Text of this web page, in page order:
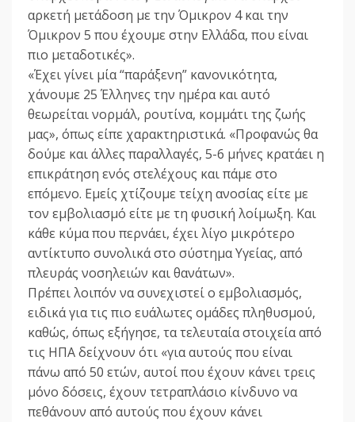
αρκετή μετάδοση με την Όμικρον 4 και την
Όμικρον 5 που έχουμε στην Ελλάδα, που είναι
πιο μεταδοτικές».
«Έχει γίνει μία “παράξενη” κανονικότητα,
χάνουμε 25 Έλληνες την ημέρα και αυτό
θεωρείται νορμάλ, ρουτίνα, κομμάτι της ζωής
μας», όπως είπε χαρακτηριστικά. «Προφανώς θα
δούμε και άλλες παραλλαγές, 5-6 μήνες κρατάει η
επικράτηση ενός στελέχους και πάμε στο
επόμενο. Εμείς χτίζουμε τείχη ανοσίας είτε με
τον εμβολιασμό είτε με τη φυσική λοίμωξη. Και
κάθε κύμα που περνάει, έχει λίγο μικρότερο
αντίκτυπο συνολικά στο σύστημα Υγείας, από
πλευράς νοσηλειών και θανάτων».
Πρέπει λοιπόν να συνεχιστεί ο εμβολιασμός,
ειδικά για τις πιο ευάλωτες ομάδες πληθυσμού,
καθώς, όπως εξήγησε, τα τελευταία στοιχεία από
τις ΗΠΑ δείχνουν ότι «για αυτούς που είναι
πάνω από 50 ετών, αυτοί που έχουν κάνει τρεις
μόνο δόσεις, έχουν τετραπλάσιο κίνδυνο να
πεθάνουν από αυτούς που έχουν κάνει